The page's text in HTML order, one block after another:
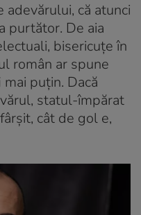
că atunci
purtător. De aia
bisericuțe în
român ar spune
puțin. Dacă
statul-împărat
cât de gol e,